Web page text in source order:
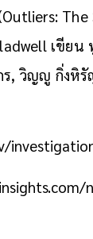
เขีย
ร, วิญญู กิ่งหิ